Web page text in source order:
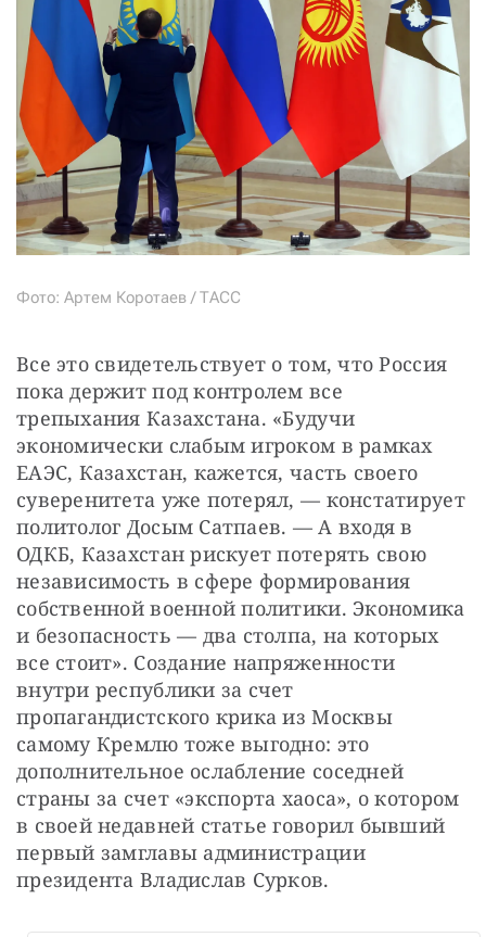
Фото: Артем Коротаев / ТАСС
Все это свидетельствует о том, что Россия
пока держит под контролем все
трепыхания Казахстана. «Будучи
экономически слабым игроком в рамках
ЕАЭС, Казахстан, кажется, часть своего
суверенитета уже потерял, — констатирует
политолог Досым Сатпаев. — А входя в
ОДКБ, Казахстан рискует потерять свою
независимость в сфере формирования
собственной военной политики. Экономика
и безопасность — два столпа, на которых
все стоит». Создание напряженности
внутри республики за счет
пропагандистского крика из Москвы
самому Кремлю тоже выгодно: это
дополнительное ослабление соседней
страны за счет «экспорта хаоса», о котором
в своей недавней статье говорил бывший
первый замглавы администрации
президента Владислав Сурков.